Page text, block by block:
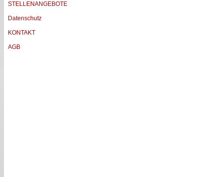
STELLENANGEBOTE
Datenschutz
KONTAKT
AGB